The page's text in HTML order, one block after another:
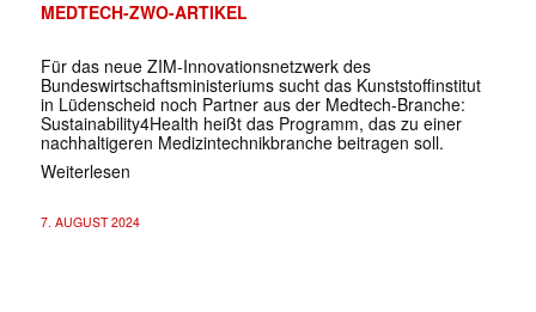
MEDTECH-ZWO-ARTIKEL
Für das neue ZIM-Innovationsnetzwerk des
Bundeswirtschaftsministeriums sucht das Kunststoffinstitut
in Lüdenscheid noch Partner aus der Medtech-Branche:
Sustainability4Health heißt das Programm, das zu einer
nachhaltigeren Medizintechnikbranche beitragen soll.
Weiterlesen
7. AUGUST 2024